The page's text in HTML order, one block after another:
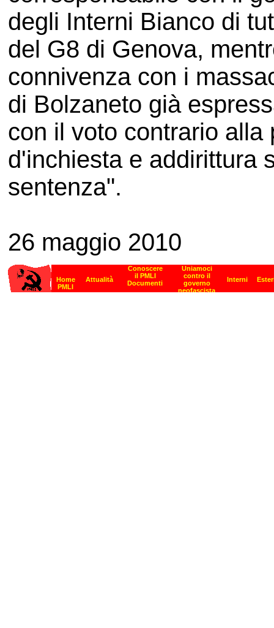
degli Interni Bianco di
del G8 di Genova,
connivenza con i
di Bolzaneto già
con il voto contrario
d'inchiesta e addirittura
sentenza".
26 maggio 2010